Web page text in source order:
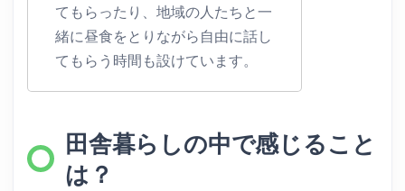
てもらったり、地域の人たちと一
緒に昼食をとりながら自由に話し
てもらう時間も設けています。
田舎暮らしの中で感じること
は？